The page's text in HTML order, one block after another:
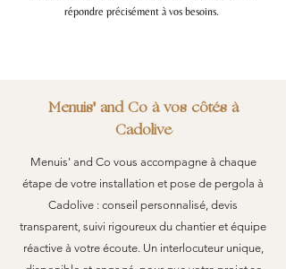
répondre précisément à vos besoins.
Menuis' and Co à vos côtés à
Cadolive
Menuis' and Co vous accompagne à chaque
étape de votre installation et pose de pergola à
Cadolive : conseil personnalisé, devis
transparent, suivi rigoureux du chantier et équipe
réactive à votre écoute. Un interlocuteur unique,